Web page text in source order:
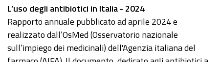
L’uso degli antibiotici in Italia - 2024
Rapporto annuale pubblicato ad aprile 2024 e
realizzato dall’OsMed (Osservatorio nazionale
sull’impiego dei medicinali) dell'Agenzia italiana del